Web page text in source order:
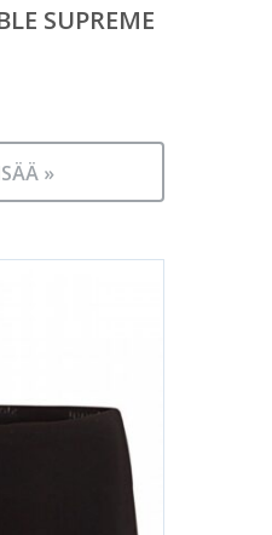
SUPREME
»